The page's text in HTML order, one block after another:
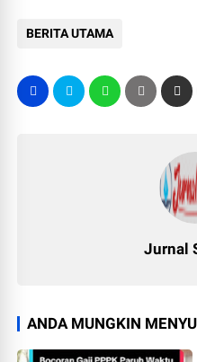
BERITA UTAMA
Jurnal
ANDA MUNGKIN